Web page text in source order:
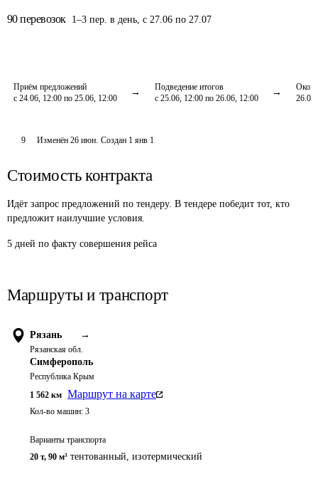
90 перевозок 1–3 пер. в день, с 27.06 по 27.07
Приём предложений
с 24.06, 12:00 по 25.06, 12:00
Подведение итогов
с 25.06, 12:00 по 26.06, 12:00
9 Изменён 26 июн. Создан 1 янв 1
Стоимость контракта
Идёт запрос предложений по тендеру. В тендере победит тот, кто
предложит наилучшие условия.
5 дней по факту совершения рейса
Маршруты и транспорт
Рязань →
Рязанская обл.
Симферополь
Республика Крым
1 562 км Маршрут на карте
Кол-во машин: 3
Варианты транспорта
20 т, 90 м³ тентованный, изотермический